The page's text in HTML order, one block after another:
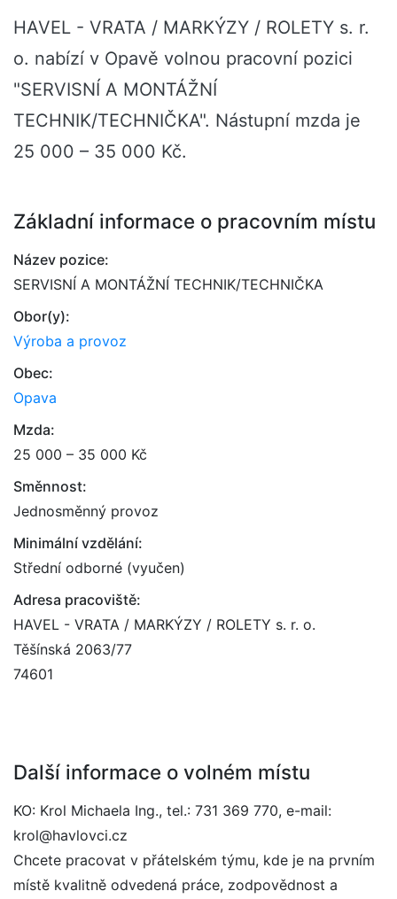
HAVEL - VRATA / MARKÝZY / ROLETY s. r.
o. nabízí v Opavě volnou pracovní pozici
"SERVISNÍ A MONTÁŽNÍ
TECHNIK/TECHNIČKA". Nástupní mzda je
25 000 – 35 000 Kč.
Základní informace o pracovním místu
Název pozice:
SERVISNÍ A MONTÁŽNÍ TECHNIK/TECHNIČKA
Obor(y):
Výroba a provoz
Obec:
Opava
Mzda:
25 000 – 35 000 Kč
Směnnost:
Jednosměnný provoz
Minimální vzdělání:
Střední odborné (vyučen)
Adresa pracoviště:
HAVEL - VRATA / MARKÝZY / ROLETY s. r. o.
Těšínská 2063/77
74601
Další informace o volném místu
KO: Krol Michaela Ing., tel.: 731 369 770, e-mail:
krol@havlovci.cz
Chcete pracovat v přátelském týmu, kde je na prvním
místě kvalitně odvedená práce, zodpovědnost a